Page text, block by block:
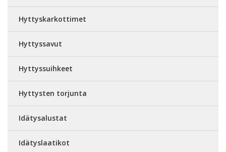
Hyttyskarkottimet
Hyttyssavut
Hyttyssuihkeet
Hyttysten torjunta
Idätysalustat
Idätyslaatikot